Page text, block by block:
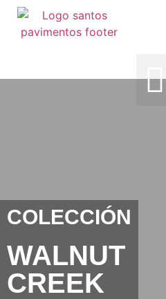
COLECCIÓN
WALNUT
CREEK